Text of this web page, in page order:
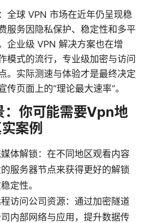
全球 VPN 市场在近年仍呈现稳
服务因隐私保护、稳定性和多平
企业级 VPN 解决方案也在增
模式的流行，专业级加密与访问
。实际测速与体验才是最终决定
传页面上的“理论最大速率”。
：你可能需要Vpn地
案例
体解锁：在不同地区观看内容
服务器节点来获得更好的解锁
定性。
访问公司资源：通过加密隧道
内部网络与应用，提升数据传